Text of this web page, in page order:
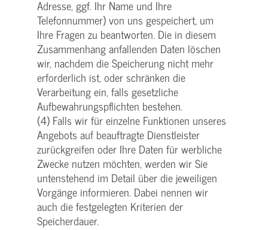
Adresse, ggf. Ihr Name und Ihre
Telefonnummer) von uns gespeichert, um
Ihre Fragen zu beantworten. Die in diesem
Zusammenhang anfallenden Daten löschen
wir, nachdem die Speicherung nicht mehr
erforderlich ist, oder schränken die
Verarbeitung ein, falls gesetzliche
Aufbewahrungspflichten bestehen.
(4) Falls wir für einzelne Funktionen unseres
Angebots auf beauftragte Dienstleister
zurückgreifen oder Ihre Daten für werbliche
Zwecke nutzen möchten, werden wir Sie
untenstehend im Detail über die jeweiligen
Vorgänge informieren. Dabei nennen wir
auch die festgelegten Kriterien der
Speicherdauer.